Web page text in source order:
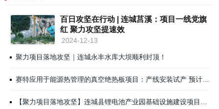
百日攻坚在行动 | 连城莒溪：项目一线党旗
红 聚力攻坚提速效
2024-12-13
聚力项目落地攻坚｜连城永丰水库大坝顺利封顶！
赛特应用于能源热管理的真空绝热板项目：产线安装试产 预计年产值3亿元
【聚力项目落地攻坚】连城县锂电池产业园基础设施建设项目三号厂区二期：预计今年12月竣工验收